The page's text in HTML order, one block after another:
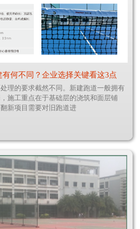
何不同？企业选择关键看这3点
理的要求截然不同。新建跑道一般拥有
施工重点在于基础层的浇筑和面层铺
新项目需要对旧跑道进